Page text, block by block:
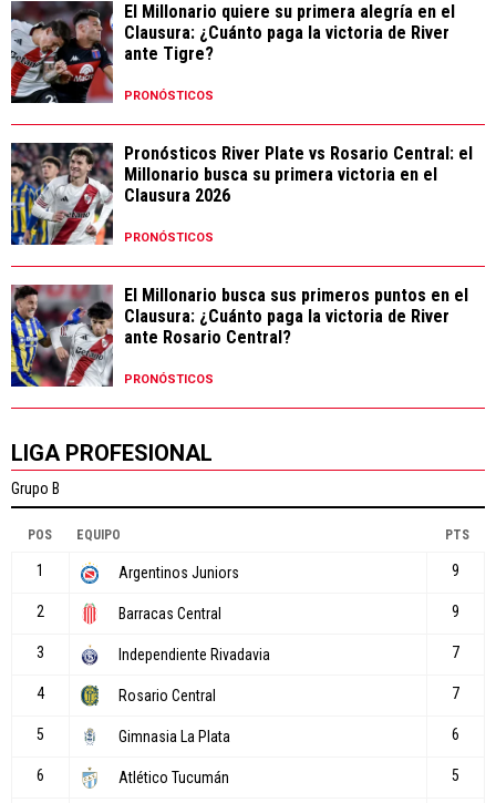
El Millonario quiere su primera alegría en el
Clausura: ¿Cuánto paga la victoria de River
ante Tigre?
PRONÓSTICOS
Pronósticos River Plate vs Rosario Central: el
Millonario busca su primera victoria en el
Clausura 2026
PRONÓSTICOS
El Millonario busca sus primeros puntos en el
Clausura: ¿Cuánto paga la victoria de River
ante Rosario Central?
PRONÓSTICOS
LIGA PROFESIONAL